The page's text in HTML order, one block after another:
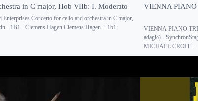
in C major, Hob VIIb: I. Moderato
Concerto for cello and orchestra in C major,
· 1B1 · Clemens Hagen Clemens Hagen + 1b1:
VIENNA PIANO
VIENNA PIANO
adagio) -
MICHAEL CROIT...